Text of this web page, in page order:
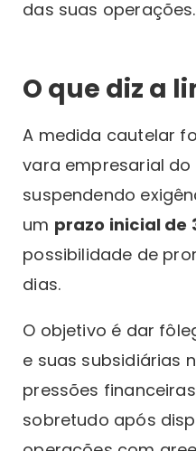
das suas operações.
O que diz a
A medida cautelar
vara empresarial do
suspendendo
um prazo inicial de
possibilidade de
dias.
O objetivo é dar
e suas subsidiárias
pressões
sobretudo após